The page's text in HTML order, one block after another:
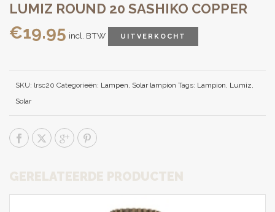
LUMIZ ROUND 20 SASHIKO COPPER
€19.95 incl. BTW UITVERKOCHT
SKU: lrsc20 Categorieën: Lampen, Solar lampion Tags: Lampion, Lumiz,
Solar
GERELATEERDE PRODUCTEN